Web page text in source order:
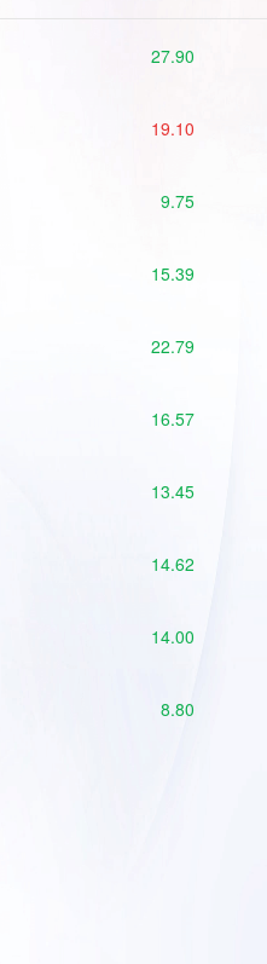
27.90
19.10
9.75
15.39
22.79
16.57
13.45
14.62
14.00
8.80